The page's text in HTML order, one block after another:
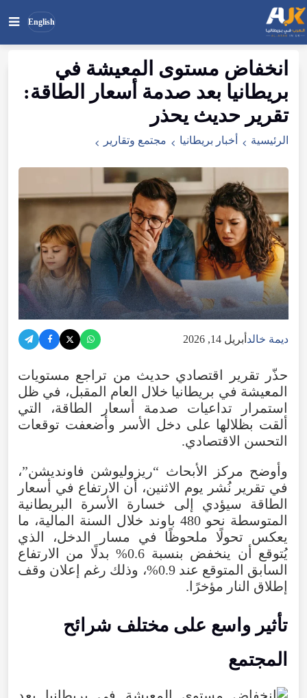
English
ابحث
الموقع
بحث
انخفاض مستوى المعيشة في
بريطانيا بعد صدمة أسعار الطاقة:
تقرير حديث يحذر
الرئيسية أخبار بريطانيا مجتمع وتقارير
ديمة خالد أبريل 14, 2026
حذّر تقرير اقتصادي حديث من تراجع مستويات
المعيشة في بريطانيا خلال العام المقبل، في ظل
استمرار تداعيات صدمة أسعار الطاقة، التي
ألقت بظلالها على دخل الأسر وأضعفت توقعات
التحسن الاقتصادي.
وأوضح مركز الأبحاث “ريزوليوشن فاونديشن”،
في تقرير نُشر يوم الاثنين، أن الارتفاع في أسعار
الطاقة سيؤدي إلى خسارة الأسرة البريطانية
المتوسطة نحو 480 باوند خلال السنة المالية، ما
يعكس تحولًا ملحوظًا في مسار الدخل، الذي
يُتوقع أن ينخفض بنسبة 0.6% بدلًا من الارتفاع
السابق المتوقع عند 0.9%، وذلك رغم إعلان وقف
إطلاق النار مؤخرًا.
تأثير واسع على مختلف شرائح
المجتمع